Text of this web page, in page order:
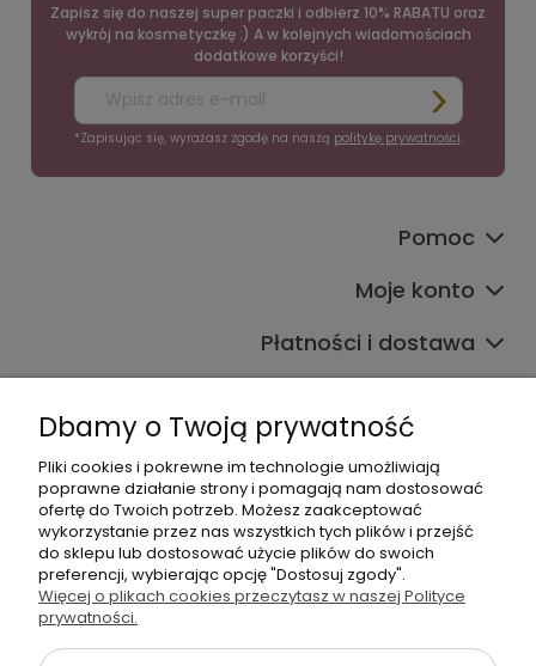
Zapisz się do naszej super paczki i odbierz 10% RABATU oraz
wykrój na kosmetyczkę :) A w kolejnych wiadomościach
dodatkowe korzyści!
*Zapisując się, wyrażasz zgodę na naszą politykę prywatności.
Pomoc
Moje konto
Płatności i dostawa
+48 605 141 363
Dbamy o Twoją prywatność
Pliki cookies i pokrewne im technologie umożliwiają
poprawne działanie strony i pomagają nam dostosować
ofertę do Twoich potrzeb. Możesz zaakceptować
wykorzystanie przez nas wszystkich tych plików i przejść
do sklepu lub dostosować użycie plików do swoich
preferencji, wybierając opcję "Dostosuj zgody".
Więcej o plikach cookies przeczytasz w naszej Polityce
prywatności.